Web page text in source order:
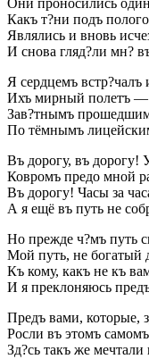
Какъ т?ни подъ
Являлись и вновь
И снова гляд?ли мн?
Я сердцемъ встр?чалъ
Ихъ мирный полетъ —
Зав?тнымъ
По тёмнымъ
Въ дорогу, въ
Ковромъ предо мной
Въ дорогу! Часы за
А я ещё въ путь не
Но прежде ч?мъ путь
Мой путь, не богатый
Къ кому, какъ не къ
И я преклоняюсь
Предъ вами, которые,
Росли въ этомъ
Зд?сь такъ же мечтали